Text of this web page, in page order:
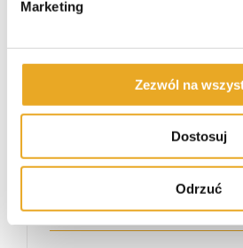
Marketing
Zezwól na
Dostosuj
Odrzuć
Millennium